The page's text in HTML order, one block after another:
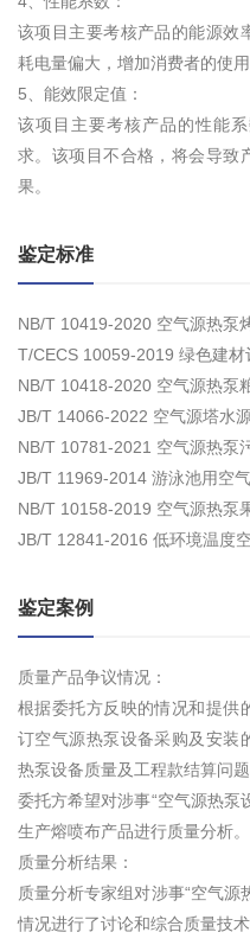
该项目主要考核产品的能源效
耗电量偏大，增加消费者的使用
5、能效限定值：
该项目主要考核产品的性能
求。该项目不合格，将会导致
果。
鉴定标准
NB/T 10419-2020 空气源热泵
T/CECS 10059-2019 绿色建材
NB/T 10418-2020 空气源热泵
JB/T 14066-2022 空气源塔水
NB/T 10781-2021 空气源热泵
JB/T 11969-2014 游泳池用空
NB/T 10158-2019 空气源热泵
JB/T 12841-2016 低环境温度
鉴定案例
质量产品争议情况：
根据委托方反映的情况和提供
订空气源热泵设备采购及安装
热泵设备质量及工程款结算问
委托方希望对涉事“空气源热泵
生产熔喷布产品进行质量分析。
质量分析结果：
质量分析专家组对涉事“空气源
情况进行了讨论和综合质量技